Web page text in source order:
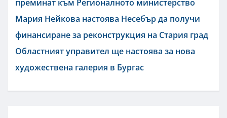
преминат към Регионалното министерство
Мария Нейкова настоява Несебър да получи
финансиране за реконструкция на Стария град
Областният управител ще настоява за нова
художествена галерия в Бургас